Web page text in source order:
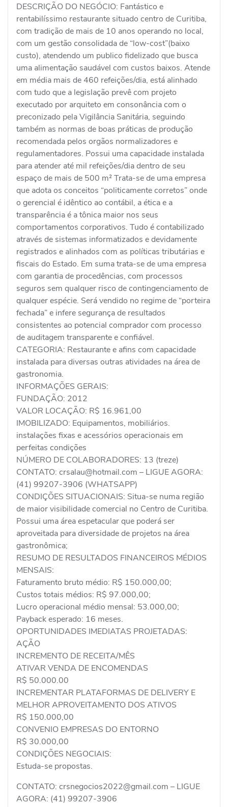
DESCRIÇÃO DO NEGÓCIO: Fantástico e
rentabilíssimo restaurante situado centro de Curitiba,
com tradição de mais de 10 anos operando no local,
com um gestão consolidada de “low-cost”(baixo
custo), atendendo um publico fidelizado que busca
uma alimentação saudável com custos baixos. Atende
em média mais de 460 refeições/dia, está alinhado
com tudo que a legislação prevê com projeto
executado por arquiteto em consonância com o
preconizado pela Vigilância Sanitária, seguindo
também as normas de boas práticas de produção
recomendada pelos orgãos normalizadores e
regulamentadores. Possui uma capacidade instalada
para atender até mil refeições/dia dentro de seu
espaço de mais de 500 m² Trata-se de uma empresa
que adota os conceitos “politicamente corretos” onde
o gerencial é idêntico ao contábil, a ética e a
transparência é a tônica maior nos seus
comportamentos corporativos. Tudo é contabilizado
através de sistemas informatizados e devidamente
registrados e alinhados com as políticas tributárias e
fiscais do Estado. Em suma trata-se de uma empresa
com garantia de procedências, com processos
seguros sem qualquer risco de contingenciamento de
qualquer espécie. Será vendido no regime de “porteira
fechada” e infere segurança de resultados
consistentes ao potencial comprador com processo
de auditagem transparente e confiável.
CATEGORIA: Restaurante e afins com capacidade
instalada para diversas outras atividades na área de
gastronomia.
INFORMAÇÕES GERAIS:
FUNDAÇÃO: 2012
VALOR LOCAÇÃO: R$ 16.961,00
IMOBILIZADO: Equipamentos, mobiliários.
instalações fixas e acessórios operacionais em
perfeitas condições
NÚMERO DE COLABORADORES: 13 (treze)
CONTATO: crsalau@hotmail.com – LIGUE AGORA:
(41) 99207-3906 (WHATSAPP)
CONDIÇÕES SITUACIONAIS: Situa-se numa região
de maior visibilidade comercial no Centro de Curitiba.
Possui uma área espetacular que poderá ser
aproveitada para diversidade de projetos na área
gastronômica;
RESUMO DE RESULTADOS FINANCEIROS MÉDIOS
MENSAIS:
Faturamento bruto médio: R$ 150.000,00;
Custos totais médios: R$ 97.000,00;
Lucro operacional médio mensal: 53.000,00;
Payback esperado: 16 meses.
OPORTUNIDADES IMEDIATAS PROJETADAS:
AÇÃO
INCREMENTO DE RECEITA/MÊS
ATIVAR VENDA DE ENCOMENDAS
R$ 50.000.00
INCREMENTAR PLATAFORMAS DE DELIVERY E
MELHOR APROVEITAMENTO DOS ATIVOS
R$ 150.000,00
CONVENIO EMPRESAS DO ENTORNO
R$ 30.000,00
CONDIÇÕES NEGOCIAIS:
Estuda-se propostas.
CONTATO: crsnegocios2022@gmail.com – LIGUE
AGORA: (41) 99207-3906